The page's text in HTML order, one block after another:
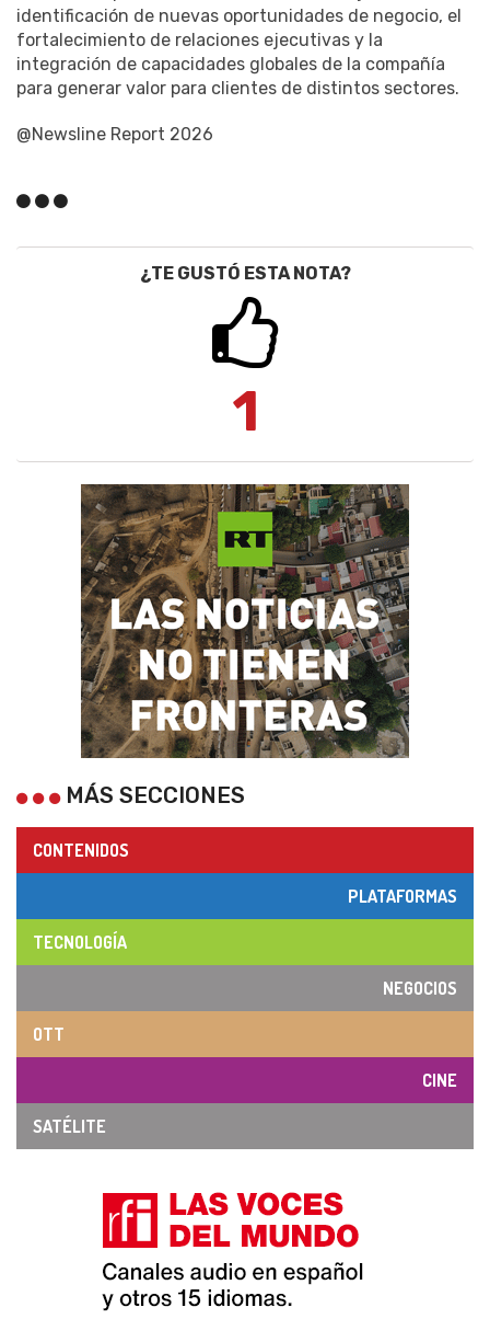
identificación de nuevas oportunidades de negocio, el
fortalecimiento de relaciones ejecutivas y la
integración de capacidades globales de la compañía
para generar valor para clientes de distintos sectores.
@Newsline Report 2026
¿TE GUSTÓ ESTA NOTA?
1
MÁS SECCIONES
CONTENIDOS
PLATAFORMAS
TECNOLOGÍA
NEGOCIOS
OTT
CINE
SATÉLITE